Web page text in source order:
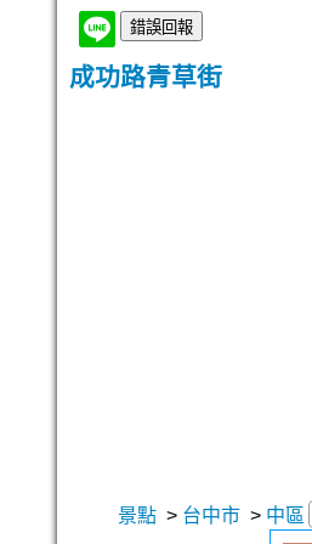
成功路青草街
景點 > 台中市 > 中區